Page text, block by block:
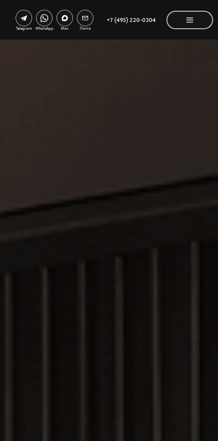
+7 (495) 220-0304
Telegram WhatsApp Max Почта